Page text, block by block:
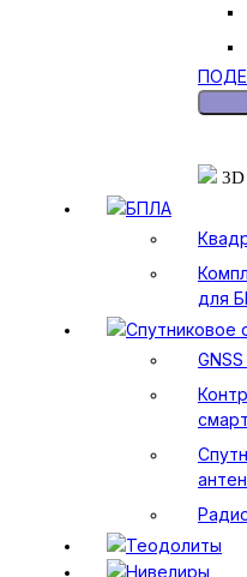
БПЛА
для
Спутниковое
Теодолиты
Нивелиры